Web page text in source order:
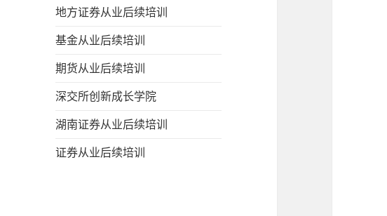
地方证券从业后续培训
基金从业后续培训
期货从业后续培训
深交所创新成长学院
湖南证券从业后续培训
证券从业后续培训